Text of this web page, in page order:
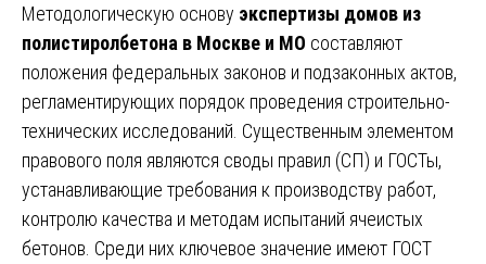
Методологическую основу экспертизы домов из
полистиролбетона в Москве и МО составляют
положения федеральных законов и подзаконных актов,
регламентирующих порядок проведения строительно-
технических исследований. Существенным элементом
правового поля являются своды правил (СП) и ГОСТы,
устанавливающие требования к производству работ,
контролю качества и методам испытаний ячеистых
бетонов. Среди них ключевое значение имеют ГОСТ